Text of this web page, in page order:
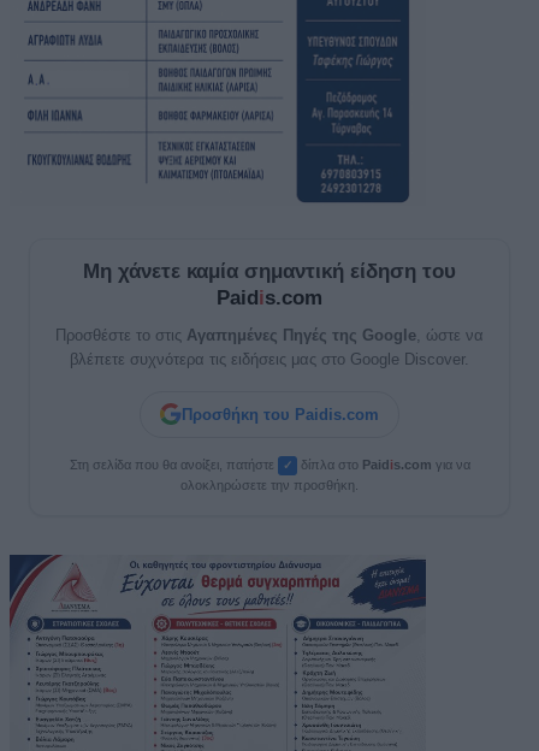
Μη χάνετε καμία σημαντική είδηση του
Paidis.com
Προσθέστε το στις Αγαπημένες Πηγές της Google , ώστε να
βλέπετε συχνότερα τις ειδήσεις μας στο Google Discover.
Προσθήκη του Paidis.com
Στη σελίδα που θα ανοίξει, πατήστε ✓ δίπλα στο Paidis.com για να
ολοκληρώσετε την προσθήκη.